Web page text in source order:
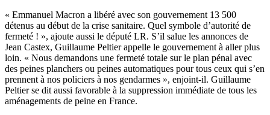
« Emmanuel Macron a libéré avec son gouvernement 13 500
détenus au début de la crise sanitaire. Quel symbole d’autorité de
fermeté ! », ajoute aussi le député LR. S’il salue les annonces de
Jean Castex, Guillaume Peltier appelle le gouvernement à aller plus
loin. « Nous demandons une fermeté totale sur le plan pénal avec
des peines planchers ou peines automatiques pour tous ceux qui s’en
prennent à nos policiers à nos gendarmes », enjoint-il. Guillaume
Peltier se dit aussi favorable à la suppression immédiate de tous les
aménagements de peine en France.